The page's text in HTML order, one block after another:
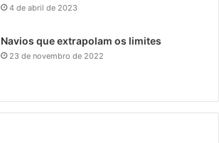
4 de abril de 2023
Navios que extrapolam os limites
23 de novembro de 2022